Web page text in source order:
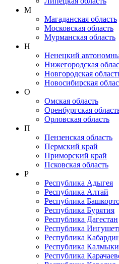
М
Магаданская область
Московская область
Мурманская область
Н
Ненецкий
Нижегородская
Новгородская
Новосибирская
О
Омская область
Оренбургская
Орловская область
П
Пензенская область
Пермский край
Приморский край
Псковская область
Р
Республика Адыгея
Республика Алтай
Республика
Республика Бурятия
Республика Дагестан
Республика
Республика
Республика
Республика